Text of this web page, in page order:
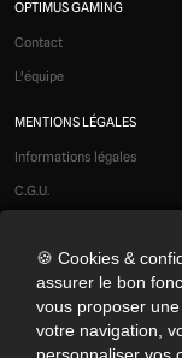
OPTIMUS GAMING
Contact
L'équipe
MENTIONS LÉGALES
Informations légales
C.G.U.
Modération
Confidentialité
Cookies
🍪 Cookies &
assurer le bon
vous proposer
votre navigation,